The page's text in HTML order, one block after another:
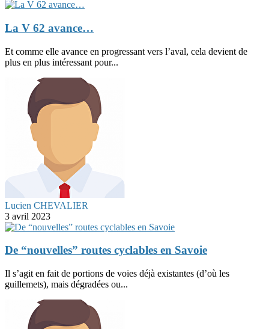
La V 62 avance…
Et comme elle avance en progressant vers l’aval, cela devient de
plus en plus intéressant pour...
Lucien CHEVALIER
3 avril 2023
De “nouvelles” routes cyclables en Savoie
Il s’agit en fait de portions de voies déjà existantes (d’où les
guillemets), mais dégradées ou...